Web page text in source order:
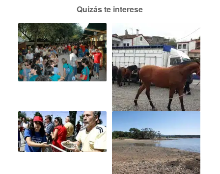
Quizás te interese